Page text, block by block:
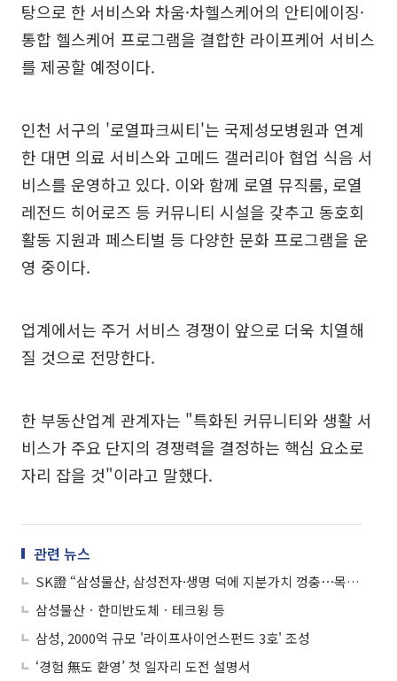
탕으로 한 서비스와 차움·차헬스케어의 안티에이징·
통합 헬스케어 프로그램을 결합한 라이프케어 서비스
를 제공할 예정이다.
인천 서구의 '로열파크씨티'는 국제성모병원과 연계
한 대면 의료 서비스와 고메드 갤러리아 협업 식음 서
비스를 운영하고 있다. 이와 함께 로열 뮤직룸, 로열
레전드 히어로즈 등 커뮤니티 시설을 갖추고 동호회
활동 지원과 페스티벌 등 다양한 문화 프로그램을 운
영 중이다.
업계에서는 주거 서비스 경쟁이 앞으로 더욱 치열해
질 것으로 전망한다.
한 부동산업계 관계자는 "특화된 커뮤니티와 생활 서
비스가 주요 단지의 경쟁력을 결정하는 핵심 요소로
자리 잡을 것"이라고 말했다.
관련 뉴스
SK證 “삼성물산, 삼성전자·생명 덕에 지분가치 껑충⋯목표가 59만원 상향”
삼성물산ㆍ한미반도체ㆍ테크윙 등
삼성, 2000억 규모 '라이프사이언스펀드 3호' 조성
‘경험 無도 환영’ 첫 일자리 도전 설명서